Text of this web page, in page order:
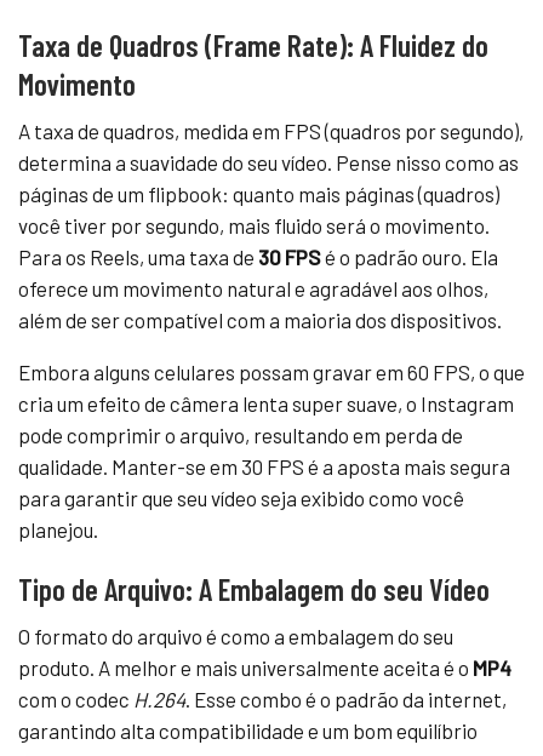
Taxa de Quadros (Frame Rate): A Fluidez do
Movimento
A taxa de quadros, medida em FPS (quadros por segundo),
determina a suavidade do seu vídeo. Pense nisso como as
páginas de um flipbook: quanto mais páginas (quadros)
você tiver por segundo, mais fluido será o movimento.
Para os Reels, uma taxa de 30 FPSé o padrão ouro. Ela
oferece um movimento natural e agradável aos olhos,
além de ser compatível com a maioria dos dispositivos.
Embora alguns celulares possam gravar em 60 FPS, o que
cria um efeito de câmera lenta super suave, o Instagram
pode comprimir o arquivo, resultando em perda de
qualidade. Manter-se em 30 FPS é a aposta mais segura
para garantir que seu vídeo seja exibido como você
planejou.
Tipo de Arquivo: A Embalagem do seu Vídeo
O formato do arquivo é como a embalagem do seu
produto. A melhor e mais universalmente aceita é o MP4
com o codec H.264. Esse combo é o padrão da internet,
garantindo alta compatibilidade e um bom equilíbrio